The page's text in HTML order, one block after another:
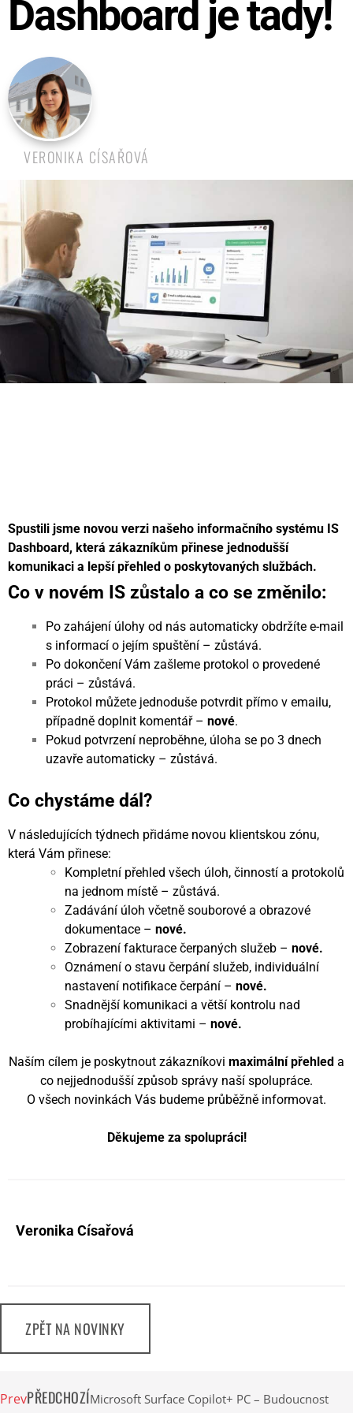
Dashboard je tady!
VERONIKA CÍSAŘOVÁ
Spustili jsme novou verzi našeho informačního systému IS
Dashboard , která zákazníkům přinese jednodušší
komunikaci a lepší přehled o poskytovaných službách.
Co v novém IS zůstalo a co se změnilo:
Po zahájení úlohy od nás automaticky obdržíte e-mail
s informací o jejím spuštění – zůstává.
Po dokončení Vám zašleme protokol o provedené
práci – zůstává.
Protokol můžete jednoduše potvrdit přímo v emailu,
případně doplnit komentář – nové.
Pokud potvrzení neproběhne, úloha se po 3 dnech
uzavře automaticky – zůstává.
Co chystáme dál?
V následujících týdnech přidáme novou klientskou zónu,
která Vám přinese:
Kompletní přehled všech úloh, činností a protokolů
na jednom místě – zůstává.
Zadávání úloh včetně souborové a obrazové
dokumentace – nové.
Zobrazení fakturace čerpaných služeb – nové.
Oznámení o stavu čerpání služeb, individuální
nastavení notifikace čerpání – nové.
Snadnější komunikaci a větší kontrolu nad
probíhajícími aktivitami – nové.
Naším cílem je poskytnout zákazníkovi maximální přehled a
co nejjednodušší způsob správy naší spolupráce.
O všech novinkách Vás budeme průběžně informovat.
Děkujeme za spolupráci!
Veronika Císařová
ZPĚT NA NOVINKY
PrevPŘEDCHOZÍMicrosoft Surface Copilot+ PC – Budoucnost